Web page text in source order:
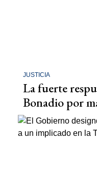
JUSTICIA
La fuerte
Bonadio por